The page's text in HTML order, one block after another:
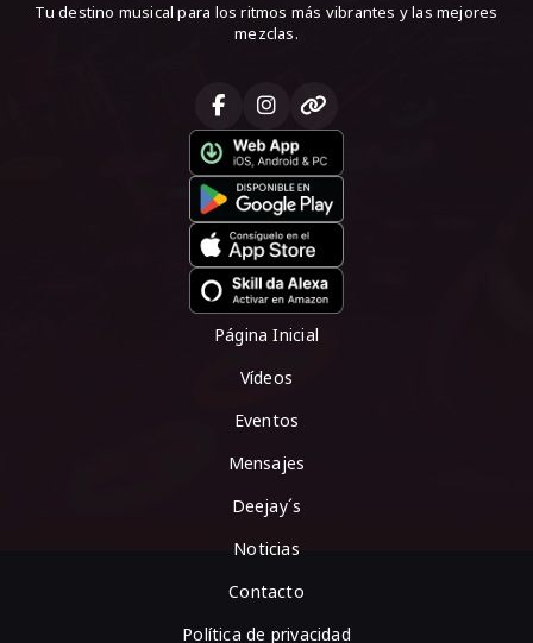
Tu destino musical para los ritmos más vibrantes y las mejores
mezclas.
Página Inicial
Vídeos
Eventos
Mensajes
Deejay´s
Noticias
Contacto
Política de privacidad